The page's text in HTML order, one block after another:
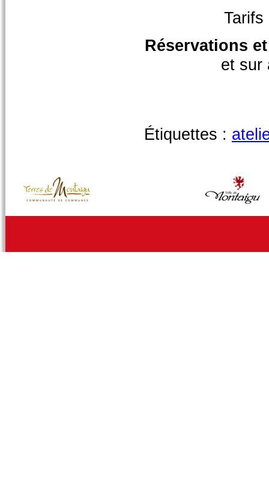
Réservations
et sur
Étiquettes :